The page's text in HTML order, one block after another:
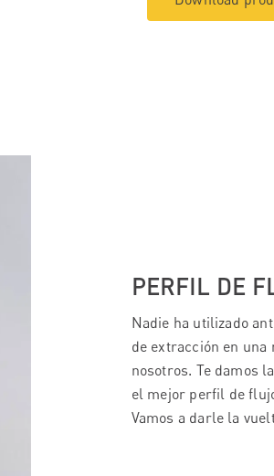
PERFIL DE
Nadie ha utilizado
de extracción en una
nosotros. Te damos
el mejor perfil de
Vamos a darle la